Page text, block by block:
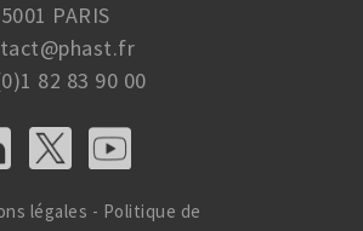
PARIS
82 83 90 00
légales - Politique de